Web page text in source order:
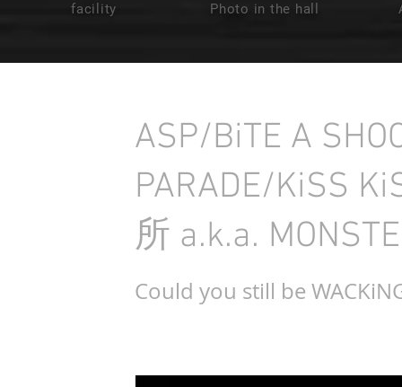
facility Photo in the hall
ASP/BiTE A
PARADE/KiSS
所 a.k.a.
Could you still be